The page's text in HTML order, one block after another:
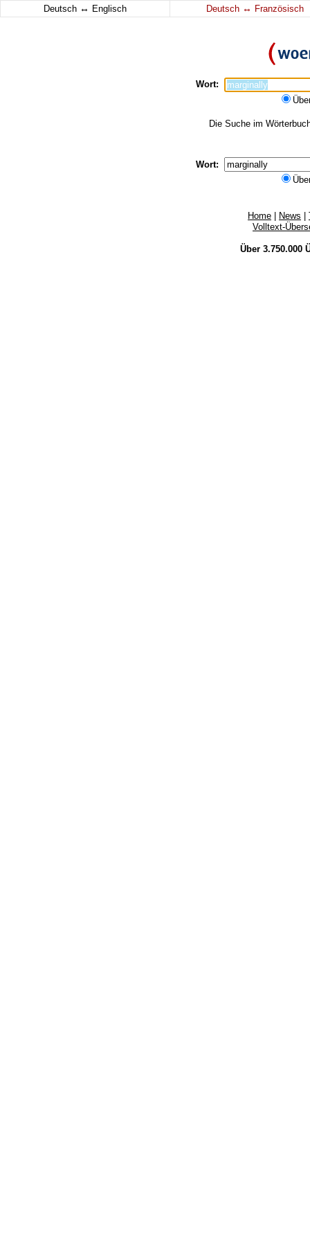
Deutsch ↔ Englisch Deutsch ↔ Französisch
Wort:
Die Suche im
Wort:
Home News
Volltext-
Über 3.750.000